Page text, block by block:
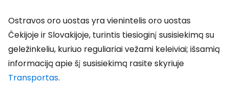
Ostravos oro uostas yra vienintelis oro uostas
Čekijoje ir Slovakijoje, turintis tiesioginį susisiekimą su
geležinkeliu, kuriuo reguliariai vežami keleiviai; išsamią
informaciją apie šį susisiekimą rasite skyriuje
Transportas.